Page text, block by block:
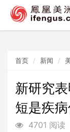
首页 新闻
新研究
短是疾
4701 阅读